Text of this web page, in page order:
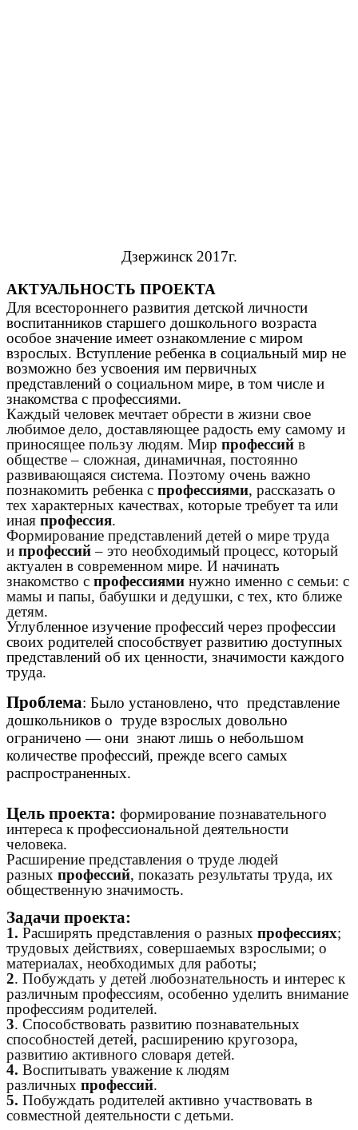
Дзержинск 2017г.
АКТУАЛЬНОСТЬ ПРОЕКТА
Для всестороннего развития детской личности
воспитанников старшего дошкольного возраста
особое значение имеет ознакомление с миром
взрослых. Вступление ребенка в социальный мир не
возможно без усвоения им первичных
представлений о социальном мире, в том числе и
знакомства с профессиями.
Каждый человек мечтает обрести в жизни свое
любимое дело, доставляющее радость ему самому и
приносящее пользу людям. Мир профессий в
обществе – сложная, динамичная, постоянно
развивающаяся система. Поэтому очень важно
познакомить ребенка с профессиями, рассказать о
тех характерных качествах, которые требует та или
иная профессия.
Формирование представлений детей о мире труда
и профессий– это необходимый процесс, который
актуален в современном мире. И начинать
знакомство с профессиями нужно именно с семьи: с
мамы и папы, бабушки и дедушки, с тех, кто ближе
детям.
Углубленное изучение профессий через профессии
своих родителей способствует развитию доступных
представлений об их ценности, значимости каждого
труда.
Проблема: Было установлено, что представление
дошкольников о труде взрослых довольно
ограничено — они знают лишь о небольшом
количестве профессий, прежде всего самых
распространенных.
Цель проекта: формирование познавательного
интереса к профессиональной деятельности
человека.
Расширение представления о труде людей
разных профессий, показать результаты труда, их
общественную значимость.
Задачи проекта:
1. Расширять представления о разных профессиях;
трудовых действиях, совершаемых взрослыми; о
материалах, необходимых для работы;
2. Побуждать у детей любознательность и интерес к
различным профессиям, особенно уделить внимание
профессиям родителей.
3. Способствовать развитию познавательных
способностей детей, расширению кругозора,
развитию активного словаря детей.
4. Воспитывать уважение к людям
различных профессий.
5. Побуждать родителей активно участвовать в
совместной деятельности с детьми.